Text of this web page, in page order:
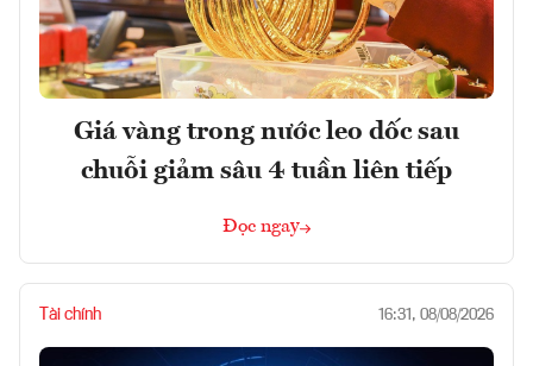
Giá vàng trong nước leo dốc sau
chuỗi giảm sâu 4 tuần liên tiếp
Đọc ngay
Tài chính 16:31, 08/08/2026